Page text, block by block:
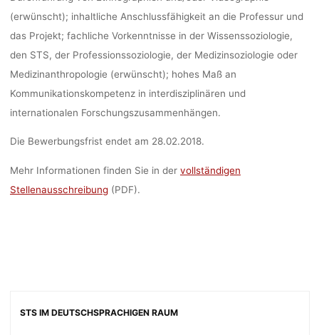
(erwünscht); inhaltliche Anschlussfähigkeit an die Professur und
das Projekt; fachliche Vorkenntnisse in der Wissenssoziologie,
den STS, der Professionssoziologie, der Medizinsoziologie oder
Medizinanthropologie (erwünscht); hohes Maß an
Kommunikationskompetenz in interdisziplinären und
internationalen Forschungszusammenhängen.
Die Bewerbungsfrist endet am 28.02.2018.
Mehr Informationen finden Sie in der vollständigen
Stellenausschreibung(PDF).
STS IM DEUTSCHSPRACHIGEN RAUM